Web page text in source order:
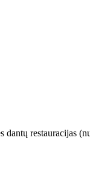
restauracijas